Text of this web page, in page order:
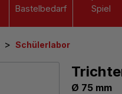
Bastelbedarf
Spiel
> Schülerlabor
Ø 75 mm